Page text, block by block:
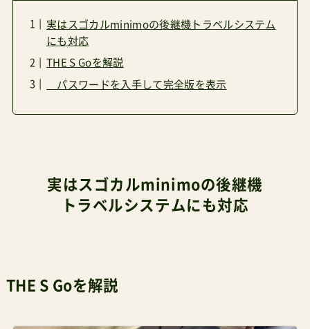
実はスゴカルminimoの後継機トラベルシステム
にも対応
THE S Goを解説
パスワードを入手して完全版を表示
実はスゴカルminimoの後継機
トラベルシステムにも対応
THE S Goを解説